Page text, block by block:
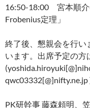
16:50-18:00 宮本順
Frobenius定理」
終了後、懇親会を行い
います。出席予定の方
qwc03332[@]nifty.ne.jp
PK研幹事 藤森頼明、